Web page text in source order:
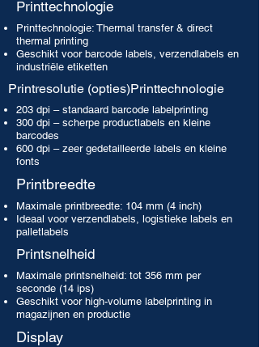
Printtechnologie
Printtechnologie: Thermal transfer & direct
thermal printing
Geschikt voor barcode labels, verzendlabels en
industriële etiketten
Printresolutie (opties)Printtechnologie
203 dpi – standaard barcode labelprinting
300 dpi – scherpe productlabels en kleine
barcodes
600 dpi – zeer gedetailleerde labels en kleine
fonts
Printbreedte
Maximale printbreedte: 104 mm (4 inch)
Ideaal voor verzendlabels, logistieke labels en
palletlabels
Printsnelheid
Maximale printsnelheid: tot 356 mm per
seconde (14 ips)
Geschikt voor high-volume labelprinting in
magazijnen en productie
Display